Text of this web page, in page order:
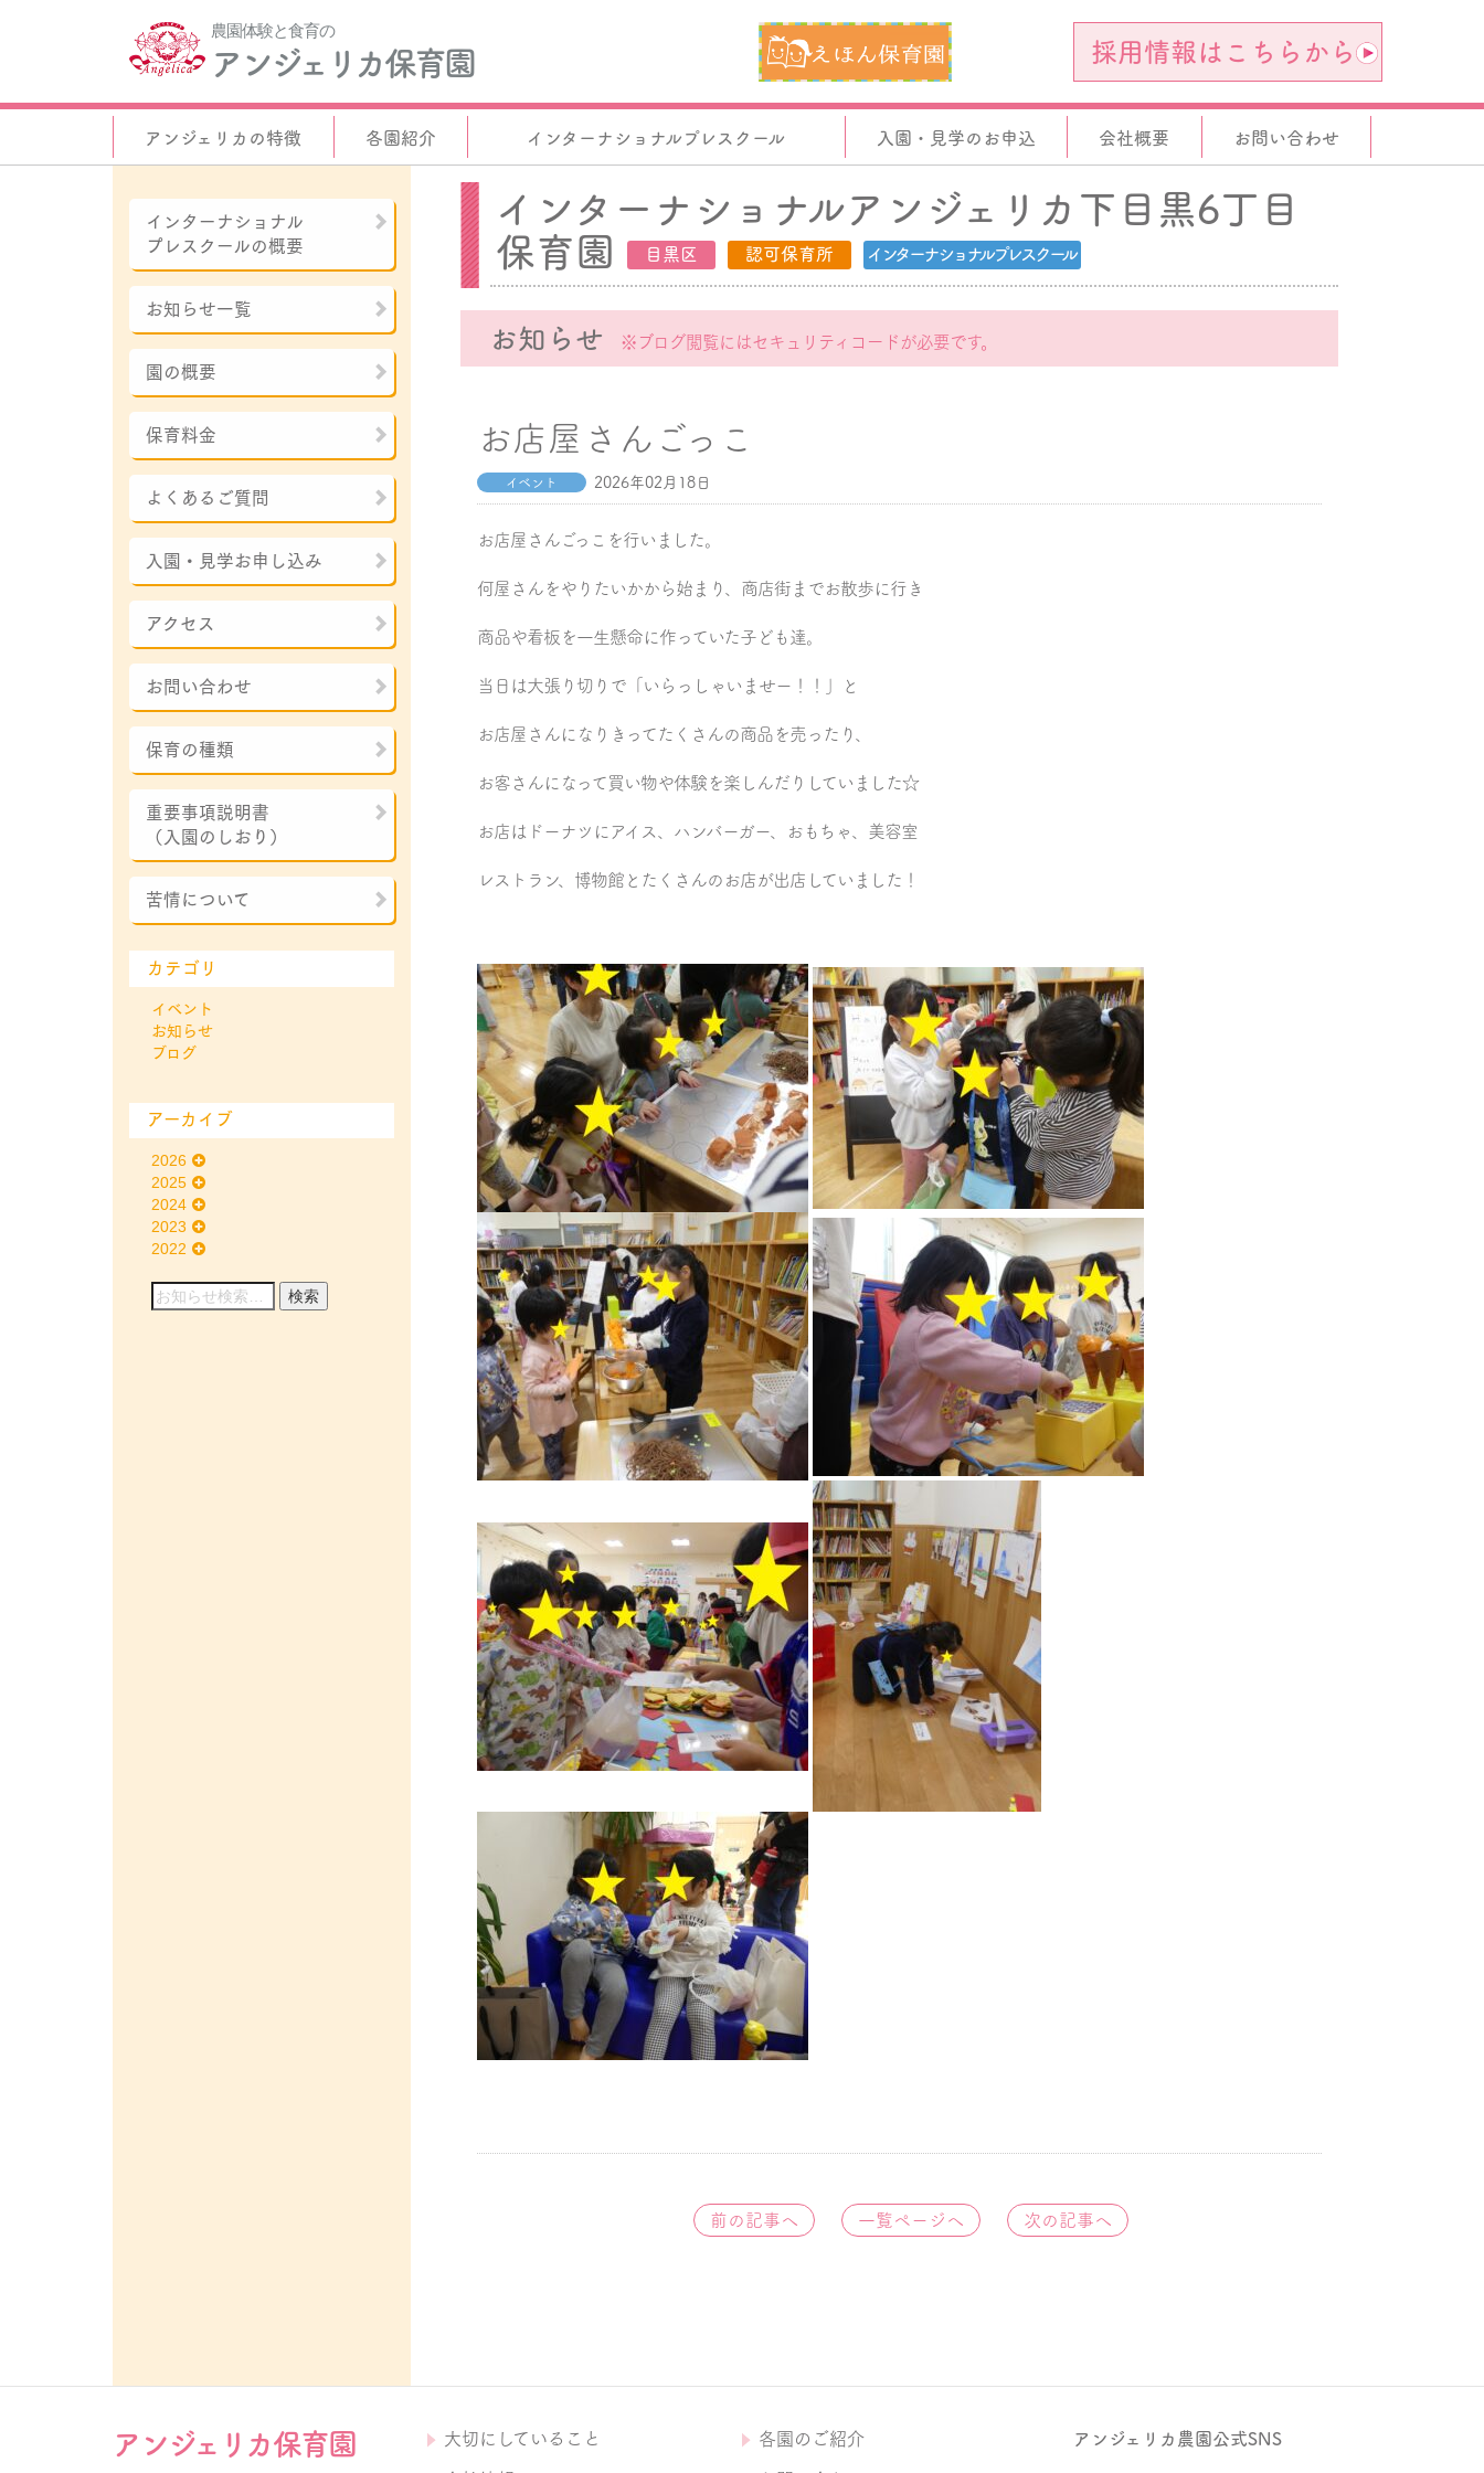
農園体験と食育の
アンジェリカ保育園 採用情報はこちらから
アンジェリカの特徴 各園紹介 インターナショナルプレスクール 入園・見学のお申込 会社概要 お問い合わせ
インターナショナルアンジェリカ下目黒6丁目
保育園
目黒区 認可保育所 インターナショナルプレスクール
お知らせ ※ブログ閲覧にはセキュリティコードが必要です。
お店屋さんごっこ
イベント 2026年02月18日
お店屋さんごっこを行いました。
何屋さんをやりたいかから始まり、商店街までお散歩に行き
商品や看板を一生懸命に作っていた子ども達。
当日は大張り切りで「いらっしゃいませー！！」と
お店屋さんになりきってたくさんの商品を売ったり、
お客さんになって買い物や体験を楽しんだりしていました☆
お店はドーナツにアイス、ハンバーガー、おもちゃ、美容室
レストラン、博物館とたくさんのお店が出店していました！
前の記事へ 一覧ページへ 次の記事へ
インターナショナル
プレスクールの概要
お知らせ一覧
園の概要
保育料金
よくあるご質問
入園・見学お申し込み
アクセス
お問い合わせ
保育の種類
重要事項説明書
（入園のしおり）
苦情について
カテゴリ
イベント
お知らせ
ブログ
アーカイブ
2026
2025
2024
2023
2022
アンジェリカ保育園 大切にしていること 各園のご紹介 アンジェリカ農園公式SNS